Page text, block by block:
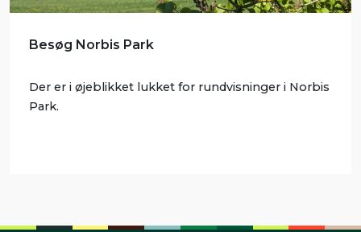
Besøg Norbis Park
Der er i øjeblikket lukket for rundvisninger i Norbis
Park.